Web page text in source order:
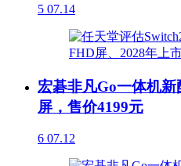
5 07.14
宏碁非凡Go一体机
屏，售价4199元
6 07.12